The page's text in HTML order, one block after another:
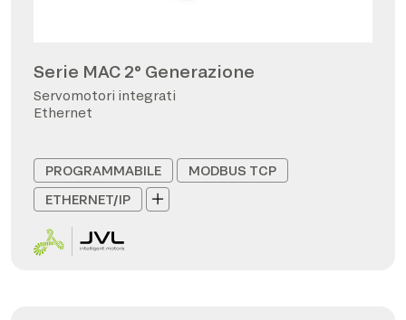
Serie MAC 2° Generazione
Servomotori integrati
Ethernet
PROGRAMMABILE
MODBUS TCP
ETHERNET/IP